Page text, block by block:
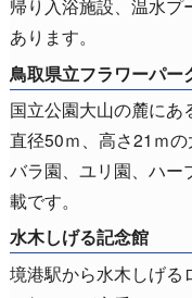
帰り入浴施設、温水プ
あります。
鳥取県立フラワーパー
国立公園大山の麓にあ
直径50ｍ、高さ21ｍの
バラ園、ユリ園、ハー
載です。
水木しげる記念館
境港駅から水木しげる